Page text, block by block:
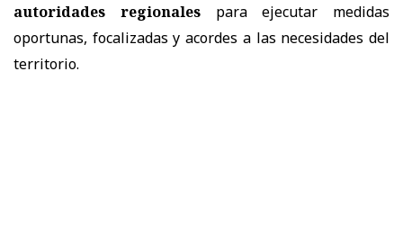
autoridades regionalespara ejecutar medidas
oportunas, focalizadas y acordes a las necesidades del
territorio.